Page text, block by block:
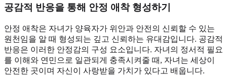
공감적 반응을 통해 안정 애착 형성하기
안정 애착은 자녀가 양육자가 위안과 안전의 신뢰할 수 있는
원천임을 알 때 형성되는 깊고 신뢰하는 유대감입니다. 공감적
반응은 이러한 안정감의 구성 요소입니다. 자녀의 정서적 필요
를 이해와 연민으로 일관되게 충족시켜줄 때, 자녀는 세상이
안전한 곳이며 자신이 사랑받을 가치가 있다고 배웁니다.